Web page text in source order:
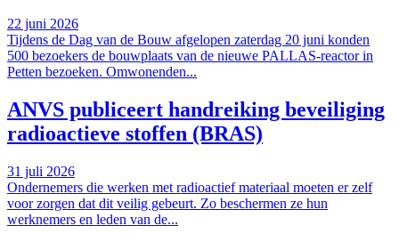
22 juni 2026
Tijdens de Dag van de Bouw afgelopen zaterdag 20 juni konden
500 bezoekers de bouwplaats van de nieuwe PALLAS-reactor in
Petten bezoeken. Omwonenden...
ANVS publiceert handreiking beveiliging
radioactieve stoffen (BRAS)
31 juli 2026
Ondernemers die werken met radioactief materiaal moeten er zelf
voor zorgen dat dit veilig gebeurt. Zo beschermen ze hun
werknemers en leden van de...